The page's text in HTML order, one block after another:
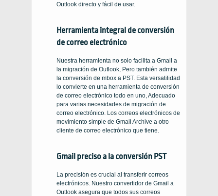
Outlook directo y fácil de usar.
Herramienta integral de conversión
de correo electrónico
Nuestra herramienta no solo facilita a Gmail a
la migración de Outlook, Pero también admite
la conversión de mbox a PST. Esta versatilidad
lo convierte en una herramienta de conversión
de correo electrónico todo en uno, Adecuado
para varias necesidades de migración de
correo electrónico. Los correos electrónicos de
movimiento simple de Gmail Archive a otro
cliente de correo electrónico que tiene.
Gmail preciso a la conversión PST
La precisión es crucial al transferir correos
electrónicos. Nuestro convertidor de Gmail a
Outlook asegura que todos sus correos